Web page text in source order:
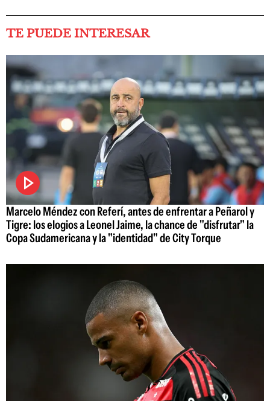
TE PUEDE INTERESAR
Marcelo Méndez con Referí, antes de enfrentar a Peñarol y
Tigre: los elogios a Leonel Jaime, la chance de "disfrutar" la
Copa Sudamericana y la "identidad" de City Torque